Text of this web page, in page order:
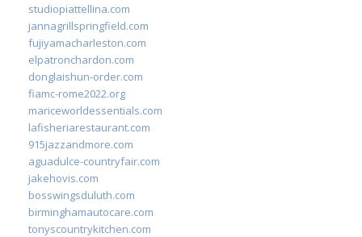
studiopiattellina.com
jannagrillspringfield.com
fujiyamacharleston.com
elpatronchardon.com
donglaishun-order.com
fiamc-rome2022.org
mariceworldessentials.com
lafisheriarestaurant.com
915jazzandmore.com
aguadulce-countryfair.com
jakehovis.com
bosswingsduluth.com
birminghamautocare.com
tonyscountrykitchen.com